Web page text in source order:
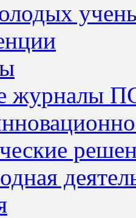
журналы